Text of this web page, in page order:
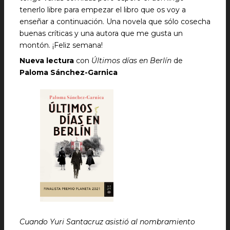
tenerlo libre para empezar el libro que os voy a
enseñar a continuación. Una novela que sólo cosecha
buenas críticas y una autora que me gusta un
montón. ¡Feliz semana!
Nueva lectura con Últimos días en Berlín de
Paloma Sánchez-Garnica
Cuando Yuri Santacruz asistió al nombramiento